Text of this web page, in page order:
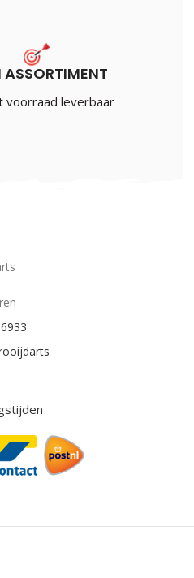
ASSORTIMENT
voorraad leverbaar